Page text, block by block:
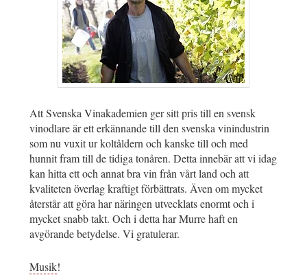
Att Svenska Vinakademien ger sitt pris till en svensk
vinodlare är ett erkännande till den svenska vinindustrin
som nu vuxit ur koltåldern och kanske till och med
hunnit fram till de tidiga tonåren. Detta innebär att vi idag
kan hitta ett och annat bra vin från vårt land och att
kvaliteten överlag kraftigt förbättrats. Även om mycket
återstår att göra har näringen utvecklats enormt och i
mycket snabb takt. Och i detta har Murre haft en
avgörande betydelse. Vi gratulerar.
Musik!